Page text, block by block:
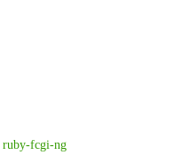
ruby-fcgi-ng